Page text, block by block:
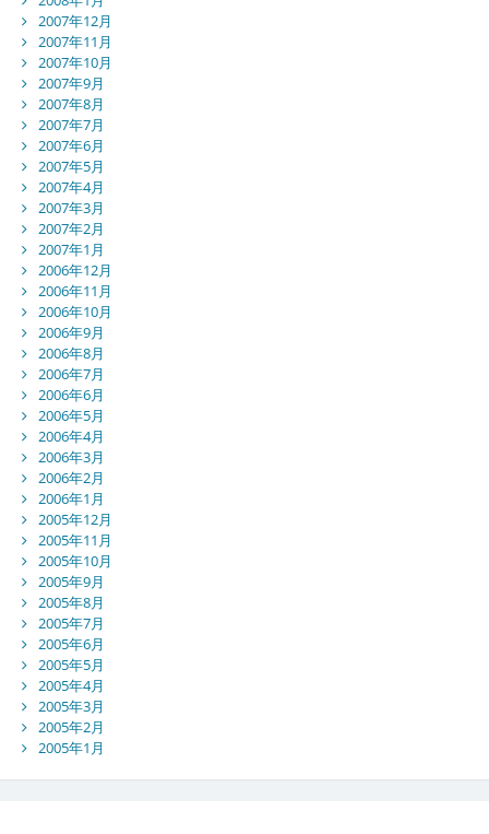
2007年12月
2007年11月
2007年10月
2007年9月
2007年8月
2007年7月
2007年6月
2007年5月
2007年4月
2007年3月
2007年2月
2007年1月
2006年12月
2006年11月
2006年10月
2006年9月
2006年8月
2006年7月
2006年6月
2006年5月
2006年4月
2006年3月
2006年2月
2006年1月
2005年12月
2005年11月
2005年10月
2005年9月
2005年8月
2005年7月
2005年6月
2005年5月
2005年4月
2005年3月
2005年2月
2005年1月